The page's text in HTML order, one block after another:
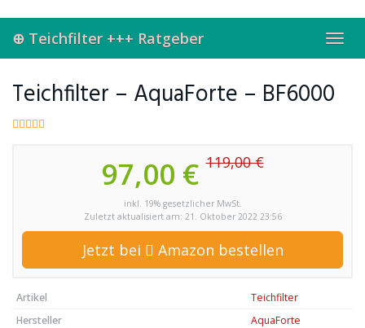
to
main
content
⊕ Teichfilter +++ Ratgeber
Teichfilter – AquaForte – BF6000
97,00 €119,00 €
inkl. 19% gesetzlicher MwSt.
Zuletzt aktualisiert am: 21. Oktober 2022 23:56
Jetzt bei Amazon bestellen
Artikel
Teichfilter
Hersteller
AquaForte